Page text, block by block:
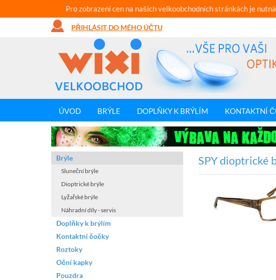
Pro zobrazení cen na našich velkoobchodních stránkách je nutná
PŘIHLÁSIT DO MÉHO ÚČTU
ÚVOD BRÝLE DOPLŇKY K BRÝLÍM KONTAKTNÍ
SPY dioptrické
Brýle
Sluneční brýle
Dioptrické brýle
Lyžařské brýle
Náhradní díly - servis
Doplňky k brýlím
Kontaktní čočky
Roztoky
Oční kapky
Pouzdra